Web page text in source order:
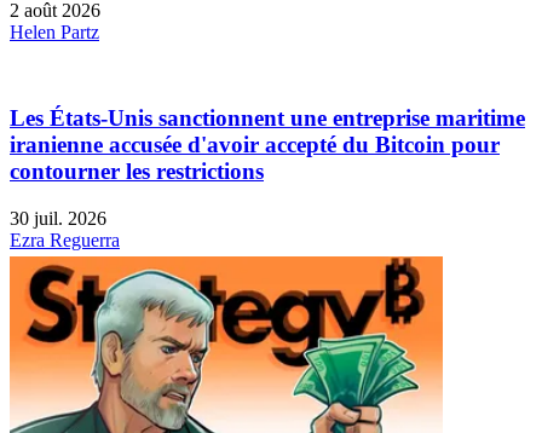
2 août 2026
Helen Partz
Les États-Unis sanctionnent une entreprise maritime
iranienne accusée d'avoir accepté du Bitcoin pour
contourner les restrictions
30 juil. 2026
Ezra Reguerra